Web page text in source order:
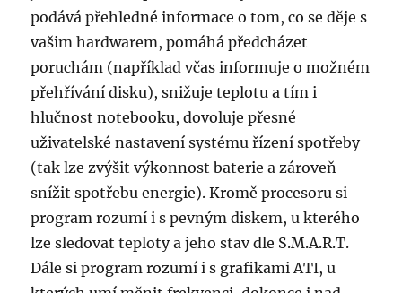
podává přehledné informace o tom, co se děje s
vašim hardwarem, pomáhá předcházet
poruchám (například včas informuje o možném
přehřívání disku), snižuje teplotu a tím i
hlučnost notebooku, dovoluje přesné
uživatelské nastavení systému řízení spotřeby
(tak lze zvýšit výkonnost baterie a zároveň
snížit spotřebu energie). Kromě procesoru si
program rozumí i s pevným diskem, u kterého
lze sledovat teploty a jeho stav dle S.M.A.R.T.
Dále si program rozumí i s grafikami ATI, u